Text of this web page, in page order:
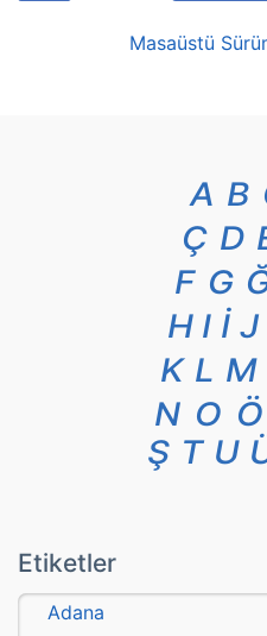
Masaüstü
A B
Ç D
F G
H I İ J
K L M
N O Ö
Ş T U
Etiketler
Adana